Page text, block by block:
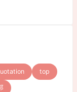
top